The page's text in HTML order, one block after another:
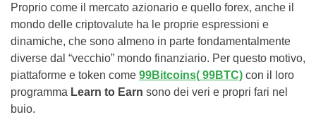
Proprio come il mercato azionario e quello forex, anche il
mondo delle criptovalute ha le proprie espressioni e
dinamiche, che sono almeno in parte fondamentalmente
diverse dal “vecchio” mondo finanziario. Per questo motivo,
piattaforme e token come 99Bitcoins( 99BTC) con il loro
programma Learn to Earn sono dei veri e propri fari nel
buio.